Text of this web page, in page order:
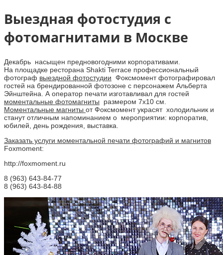
Выездная фотостудия с
фотомагнитами в Москве
Декабрь насыщен предновогодними корпоративами.
На площадке ресторана Shakti Terrace профессиональный
фотограф выездной фотостудии Фоксмомент фотографировал
гостей на брендированной фотозоне с персонажем Альберта
Эйнштейна. А оператор печати изготавливал для гостей
моментальные фотомагниты размером 7х10 см.
Моментальные магниты от Фоксмомент украсят холодильник и
станут отличным напоминанием о мероприятии: корпоратив,
юбилей, день рождения, выставка.
Заказать услуги моментальной печати фотографий и магнитов
Foxmoment:
http://foxmoment.ru
8 (963) 643-84-77
8 (963) 643-84-88